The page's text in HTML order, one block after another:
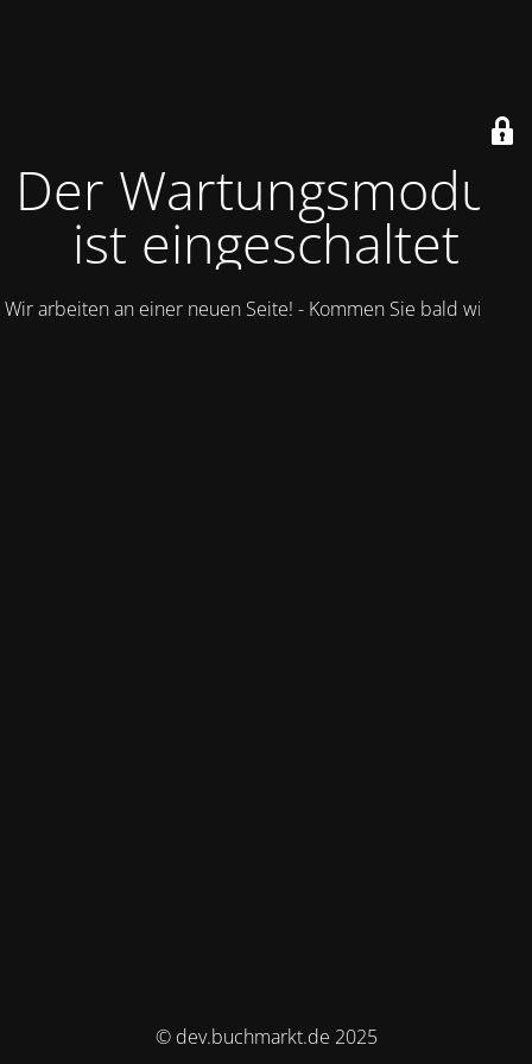
Der Wartungsmodus
ist eingeschaltet
Wir arbeiten an einer neuen Seite! - Kommen Sie bald wieder.
© dev.buchmarkt.de 2025